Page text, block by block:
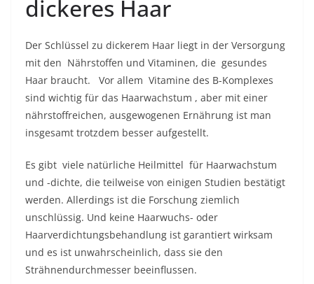
dickeres Haar
Der Schlüssel zu dickerem Haar liegt in der Versorgung
mit den Nährstoffen und Vitaminen, die gesundes
Haar braucht.
Vor allem Vitamine des B-Komplexes
sind wichtig für das Haarwachstum , aber mit einer
nährstoffreichen, ausgewogenen Ernährung ist man
insgesamt trotzdem besser aufgestellt.
Es gibt viele natürliche Heilmittel für Haarwachstum
und -dichte, die teilweise von einigen Studien bestätigt
werden. Allerdings ist die Forschung ziemlich
unschlüssig. Und keine Haarwuchs- oder
Haarverdichtungsbehandlung ist garantiert wirksam
und es ist unwahrscheinlich, dass sie den
Strähnendurchmesser beeinflussen.